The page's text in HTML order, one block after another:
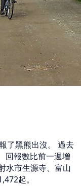
了黑熊出沒。 過去
回報數比前一週增
水市生源寺、富山
起。